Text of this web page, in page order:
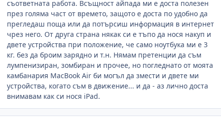
съответната работа. Всъщност айпада ми е доста полезен
през голяма част от времето, защото е доста по удобно да
прегледаш поща или да потърсиш информация в интернет
чрез него. От друга страна някак си е тъпо да нося накуп и
двете устройства при положение, че само ноутбука ми е 3
кг. без да броим зарядно и т.н. Нямам претенции да съм
лумпенизиран, зомбиран и прочее, но погледнато от моята
камбанария MacBook Air би могъл да змести и двете ми
устройства, когато съм в движение... и да - аз лично доста
внимавам как си нося iPad.